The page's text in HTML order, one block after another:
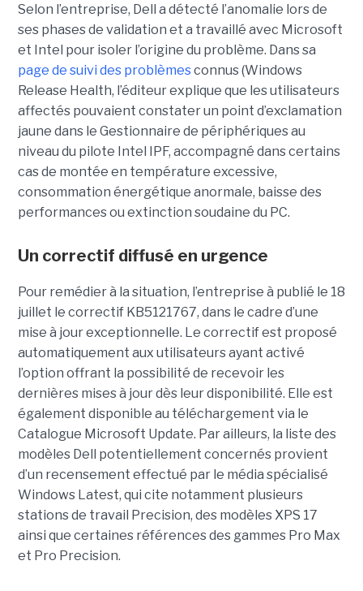
Selon l’entreprise, Dell a détecté l’anomalie lors de
ses phases de validation et a travaillé avec Microsoft
et Intel pour isoler l’origine du problème. Dans sa
page de suivi des problèmesconnus (Windows
Release Health, l’éditeur explique que les utilisateurs
affectés pouvaient constater un point d’exclamation
jaune dans le Gestionnaire de périphériques au
niveau du pilote Intel IPF, accompagné dans certains
cas de montée en température excessive,
consommation énergétique anormale, baisse des
performances ou extinction soudaine du PC.
Un correctif diffusé en urgence
Pour remédier à la situation, l’entreprise à publié le 18
juillet le correctif KB5121767, dans le cadre d’une
mise à jour exceptionnelle. Le correctif est proposé
automatiquement aux utilisateurs ayant activé
l’option offrant la possibilité de recevoir les
dernières mises à jour dès leur disponibilité. Elle est
également disponible au téléchargement via le
Catalogue Microsoft Update. Par ailleurs, la liste des
modèles Dell potentiellement concernés provient
d’un recensement effectué par le média spécialisé
Windows Latest, qui cite notamment plusieurs
stations de travail Precision, des modèles XPS 17
ainsi que certaines références des gammes Pro Max
et Pro Precision.